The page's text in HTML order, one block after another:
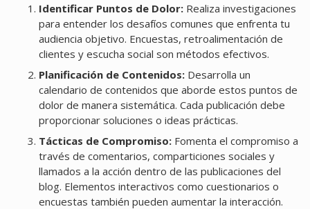
Identificar Puntos de Dolor:Realiza investigaciones
para entender los desafíos comunes que enfrenta tu
audiencia objetivo. Encuestas, retroalimentación de
clientes y escucha social son métodos efectivos.
Planificación de Contenidos:Desarrolla un
calendario de contenidos que aborde estos puntos de
dolor de manera sistemática. Cada publicación debe
proporcionar soluciones o ideas prácticas.
Tácticas de Compromiso:Fomenta el compromiso a
través de comentarios, comparticiones sociales y
llamados a la acción dentro de las publicaciones del
blog. Elementos interactivos como cuestionarios o
encuestas también pueden aumentar la interacción.